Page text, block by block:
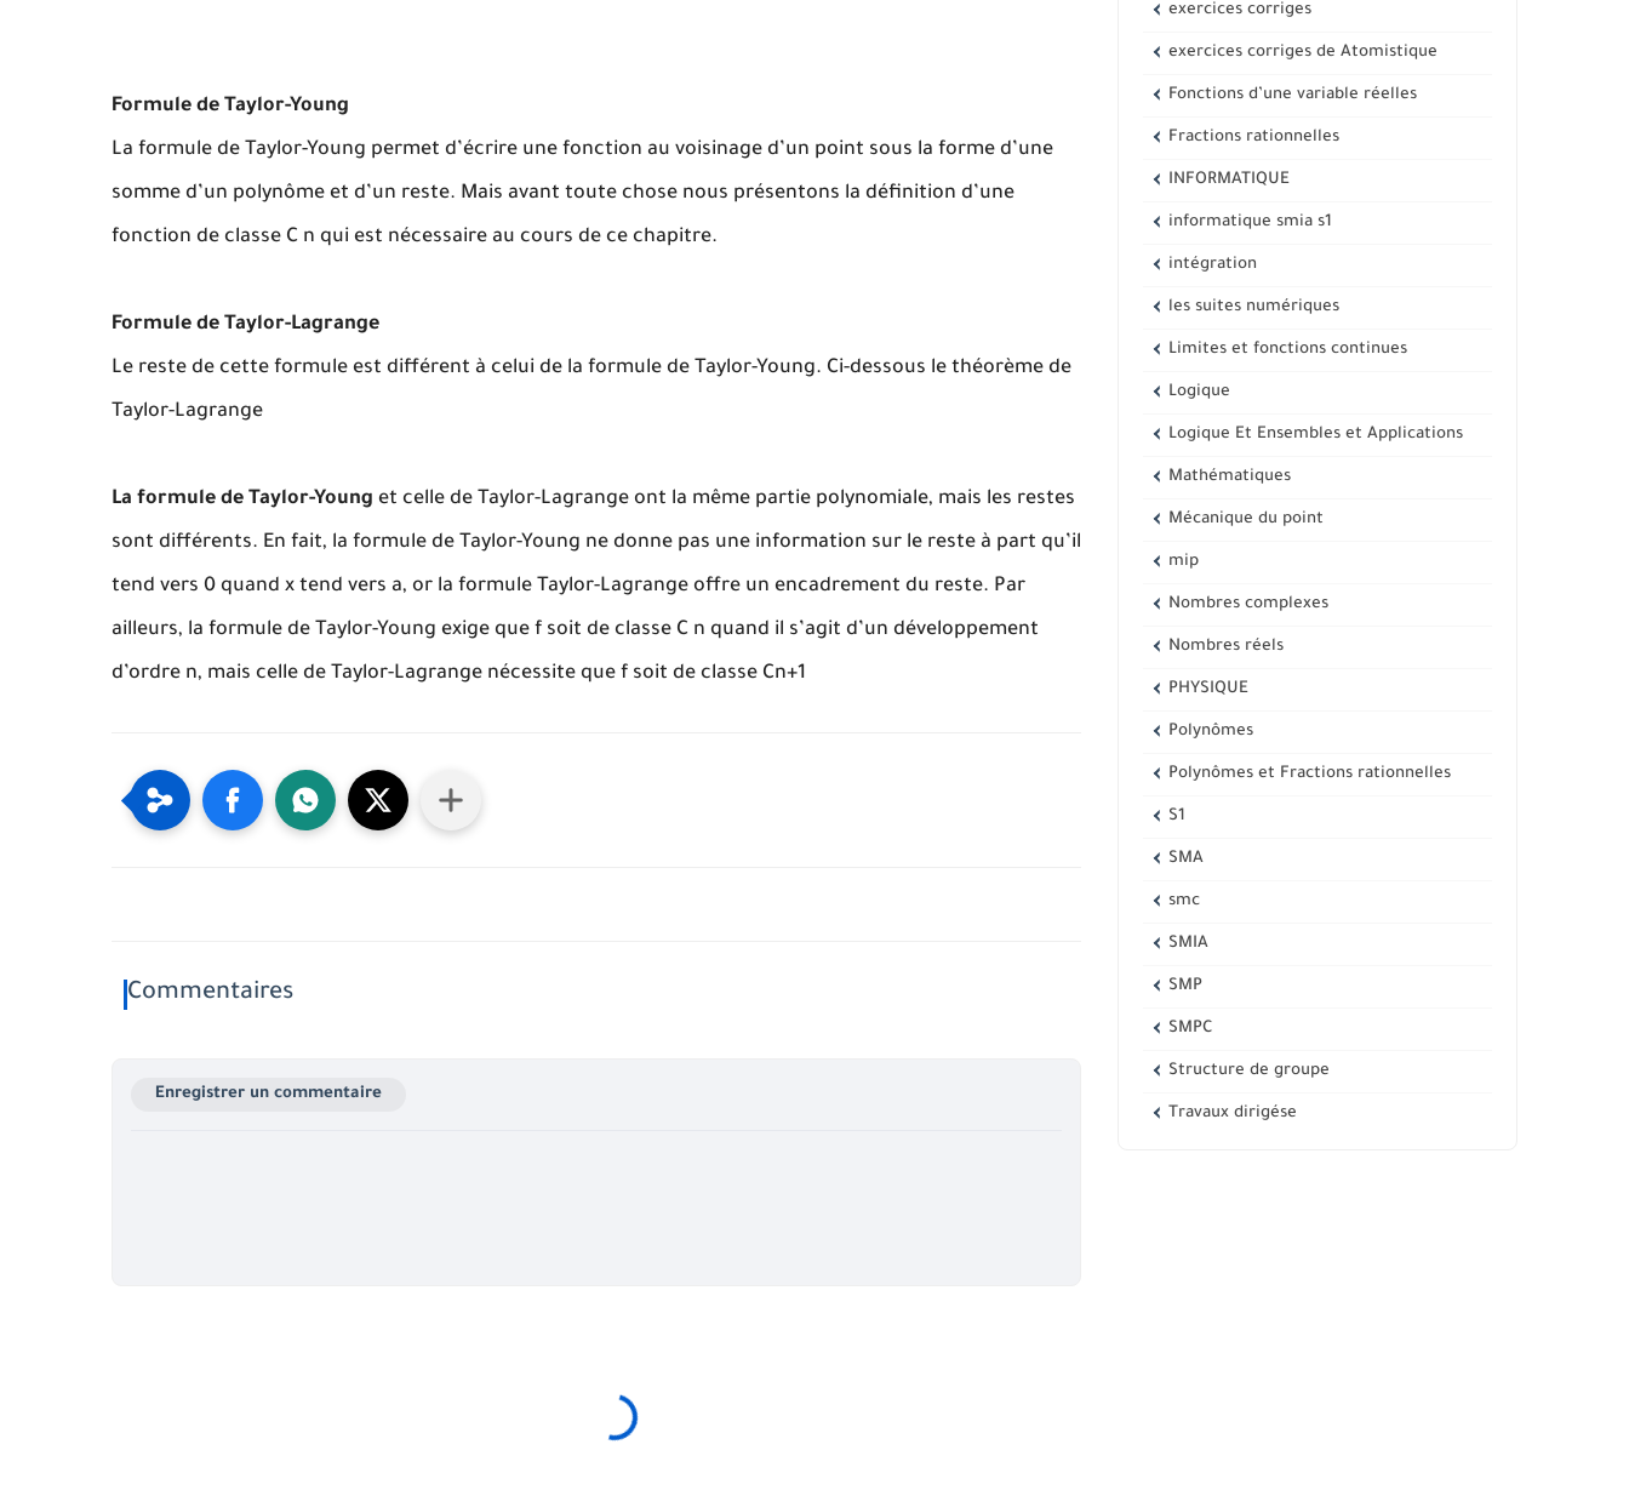
Formule de Taylor-Young
La formule de Taylor-Young permet d’écrire une fonction au voisinage d’un point sous la forme d’une
somme d’un polynôme et d’un reste. Mais avant toute chose nous présentons la définition d’une
fonction de classe C n qui est nécessaire au cours de ce chapitre.
Formule de Taylor-Lagrange
Le reste de cette formule est différent à celui de la formule de Taylor-Young. Ci-dessous le théorème de
Taylor-Lagrange
La formule de Taylor-Young et celle de Taylor-Lagrange ont la même partie polynomiale, mais les restes
sont différents. En fait, la formule de Taylor-Young ne donne pas une information sur le reste à part qu’il
tend vers 0 quand x tend vers a, or la formule Taylor-Lagrange offre un encadrement du reste. Par
ailleurs, la formule de Taylor-Young exige que f soit de classe C n quand il s’agit d’un développement
d’ordre n, mais celle de Taylor-Lagrange nécessite que f soit de classe Cn+1
Commentaires
Enregistrer un commentaire
exercices corriges
exercices corriges de Atomistique
Fonctions d’une variable réelles
Fractions rationnelles
INFORMATIQUE
informatique smia s1
intégration
les suites numériques
Limites et fonctions continues
Logique
Logique Et Ensembles et Applications
Mathématiques
Mécanique du point
mip
Nombres complexes
Nombres réels
PHYSIQUE
Polynômes
Polynômes et Fractions rationnelles
S1
SMA
smc
SMIA
SMP
SMPC
Structure de groupe
Travaux dirigése